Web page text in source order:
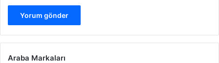
Araba Markaları